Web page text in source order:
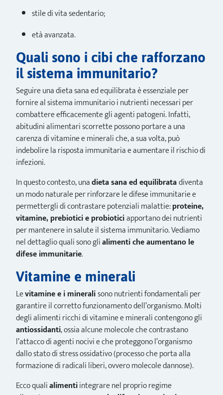
stile di vita sedentario;
età avanzata.
Quali sono i cibi che rafforzano
il sistema immunitario?
Seguire una dieta sana ed equilibrata è essenziale per
fornire al sistema immunitario i nutrienti necessari per
combattere efficacemente gli agenti patogeni. Infatti,
abitudini alimentari scorrette possono portare a una
carenza di vitamine e minerali che, a sua volta, può
indebolire la risposta immunitaria e aumentare il rischio di
infezioni.
In questo contesto, unadieta sana ed equilibratadiventa
un modo naturale per rinforzare le difese immunitarie e
permettergli di contrastare potenziali malattie:proteine,
vitamine, prebiotici e probioticiapportano dei nutrienti
per mantenere in salute il sistema immunitario. Vediamo
nel dettaglio quali sono glialimenti che aumentano le
difese immunitarie.
Vitamine e minerali
Levitamine e i mineralisono nutrienti fondamentali per
garantire il corretto funzionamento dell’organismo. Molti
degli alimenti ricchi di vitamine e minerali contengono gli
antiossidanti, ossia alcune molecole che contrastano
l’attacco di agenti nocivi e che proteggono l’organismo
dallo stato di stress ossidativo (processo che porta alla
formazione di radicali liberi, ovvero molecole dannose).
Ecco qualialimentiintegrare nel proprio regime